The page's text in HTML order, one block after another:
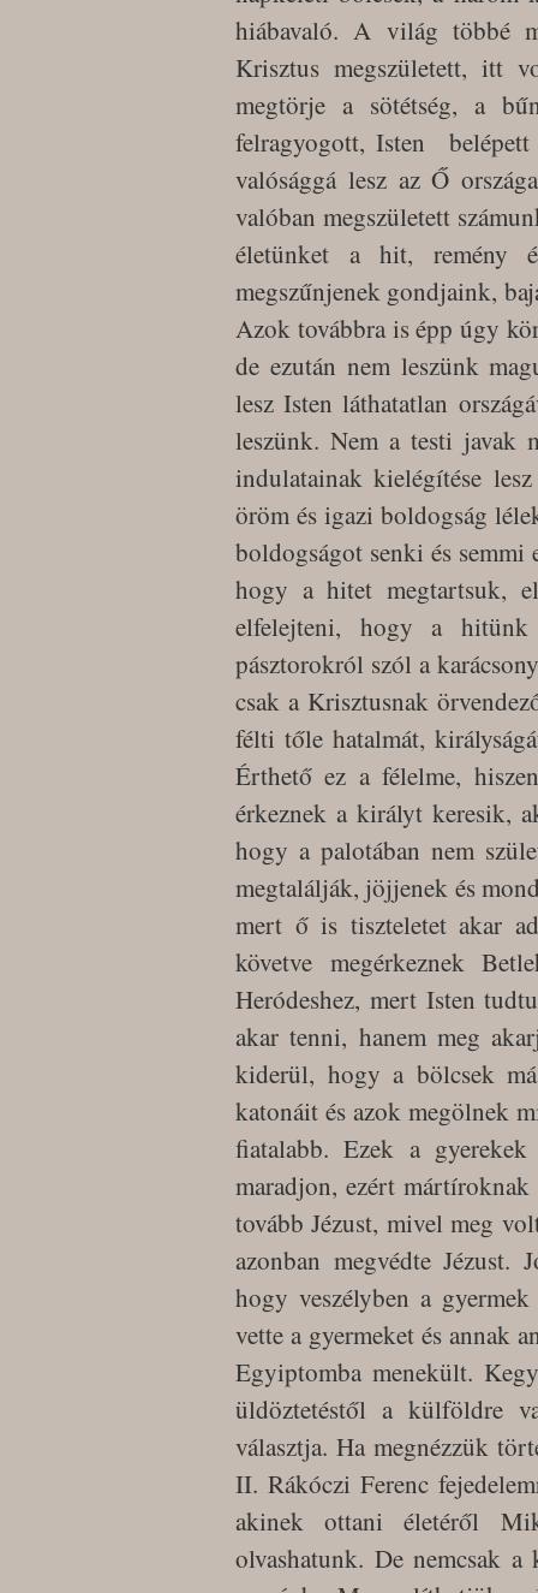
hiábavaló. A világ többé
Krisztus megszületett, itt
megtörje a sötétség, a
felragyogott, Isten
valósággá lesz az Ő
valóban megszületett
életünket a hit, remény
megszűnjenek gondjaink,
Azok továbbra is épp úgy
de ezután nem leszünk
lesz Isten láthatatlan
leszünk. Nem a testi javak
indulatainak kielégítése
öröm és igazi boldogság
boldogságot senki és
hogy a hitet megtartsuk,
elfelejteni, hogy a hitünk
pásztorokról szól a
csak a Krisztusnak
félti tőle hatalmát,
Érthető ez a félelme,
érkeznek a királyt keresik,
hogy a palotában nem
megtalálják, jöjjenek és
mert ő is tiszteletet akar
követve megérkeznek
Heródeshez, mert Isten
akar tenni, hanem meg
kiderül, hogy a bölcsek
katonáit és azok megölnek
fiatalabb. Ezek a
maradjon, ezért
tovább Jézust, mivel meg
azonban megvédte Jézust.
hogy veszélyben a
vette a gyermeket és annak
Egyiptomba menekült.
üldöztetéstől a külföldre
választja. Ha megnézzük
II. Rákóczi Ferenc
akinek ottani életéről
olvashatunk. De nemcsak a